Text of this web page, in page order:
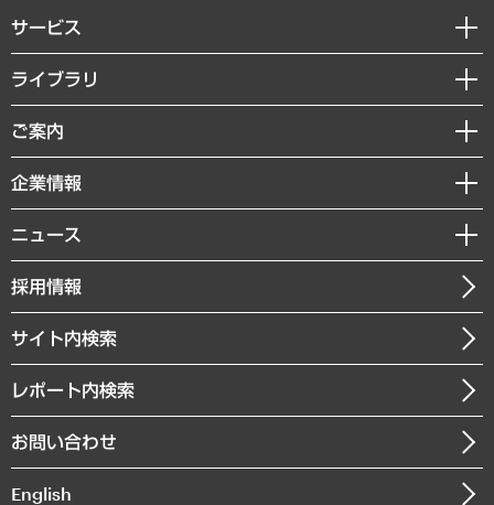
サービス
経営戦略
組織・人事戦略
デジタルイノベーション
共生・ダイバーシティ
GRC（ガバナンス・リスク・コンプライアンス）・防災（政策）
経済・産業・雇用・労働
まちづくり・観光・交通・スポーツ・スマートシティ
自然資源・農林水産業・食料システム
ライブラリ
経済調査
レポート
コラム
経営用語集
受託・受注実績（官公庁関連）
メディア掲載・出演
ご案内
セミナー・イベント情報
MUFGビジネスセミナー
受託案件情報
企業情報
私たちの想い
社長メッセージ
会社概要
沿革
組織図・本部部室紹介
インドネシア現地法人
ニュース
ニュースリリース
お知らせ
採用情報
サイト内検索
レポート内検索
お問い合わせ
English